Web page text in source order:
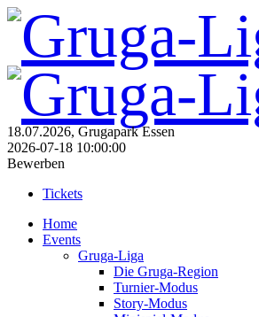
18.07.2026, Grugapark Essen
2026-07-18 10:00:00
Bewerben
Tickets
Home
Events
Gruga-Liga
Die Gruga-Region
Turnier-Modus
Story-Modus